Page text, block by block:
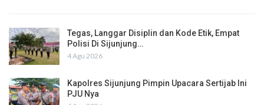
Tegas, Langgar Disiplin dan Kode Etik, Empat
Polisi Di Sijunjung…
4 Agu 2026
Kapolres Sijunjung Pimpin Upacara Sertijab Ini
PJU Nya